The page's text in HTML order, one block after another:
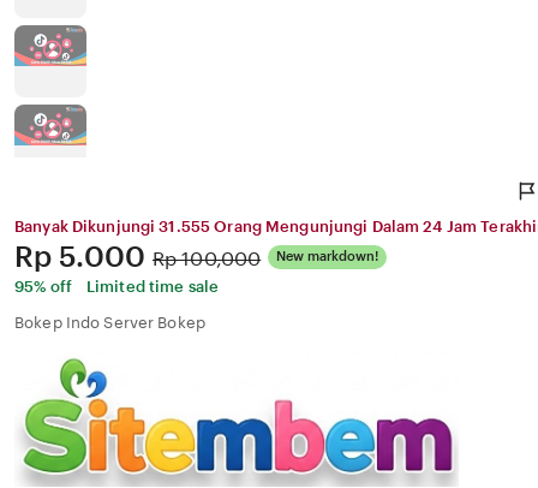
Banyak Dikunjungi 31.555 Orang Mengunjungi Dalam 24 Jam
Price:
Rp 5.000 Original
Price:
Rp 100,000 New markdown!
95% off
Limited time sale
Bokep Indo Server Bokep